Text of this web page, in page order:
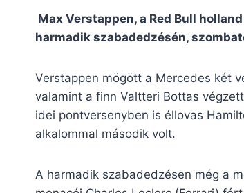
Max Verstappen, a Red Bull
harmadik szabadedzésén,
Verstappen mögött a Mercedes két
valamint a finn Valtteri Bottas
idei pontversenyben is éllovas
alkalommal második volt.
A harmadik szabadedzésen még a